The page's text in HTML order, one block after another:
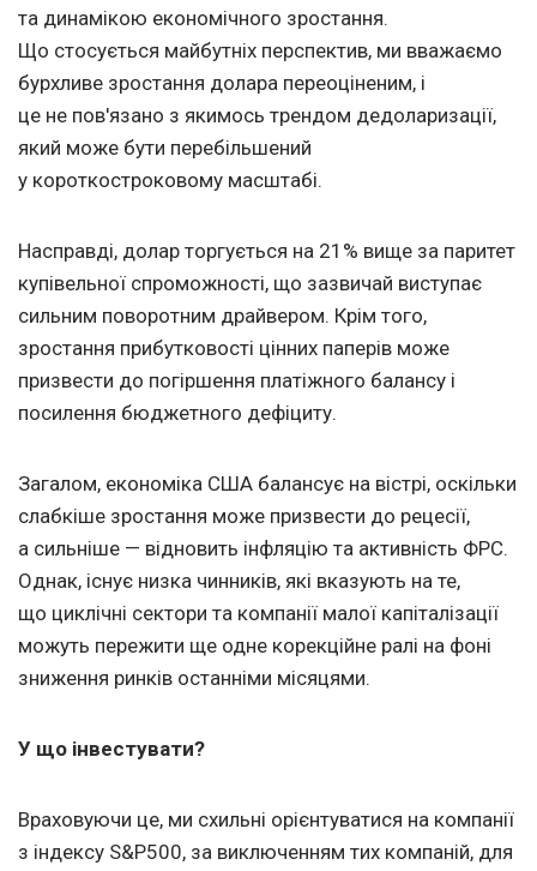
та динамікою економічного зростання.
Що стосується майбутніх перспектив, ми вважаємо
бурхливе зростання долара переоціненим, і
це не пов'язано з якимось трендом дедоларизації,
який може бути перебільшений
у короткостроковому масштабі.
Насправді, долар торгується на 21% вище за паритет
купівельної спроможності, що зазвичай виступає
сильним поворотним драйвером. Крім того,
зростання прибутковості цінних паперів може
призвести до погіршення платіжного балансу і
посилення бюджетного дефіциту.
Загалом, економіка США балансує на вістрі, оскільки
слабкіше зростання може призвести до рецесії,
а сильніше — відновить інфляцію та активність ФРС.
Однак, існує низка чинників, які вказують на те,
що циклічні сектори та компанії малої капіталізації
можуть пережити ще одне корекційне ралі на фоні
зниження ринків останніми місяцями.
У що інвестувати?
Враховуючи це, ми схильні орієнтуватися на компанії
з індексу S&P500, за виключенням тих компаній, для